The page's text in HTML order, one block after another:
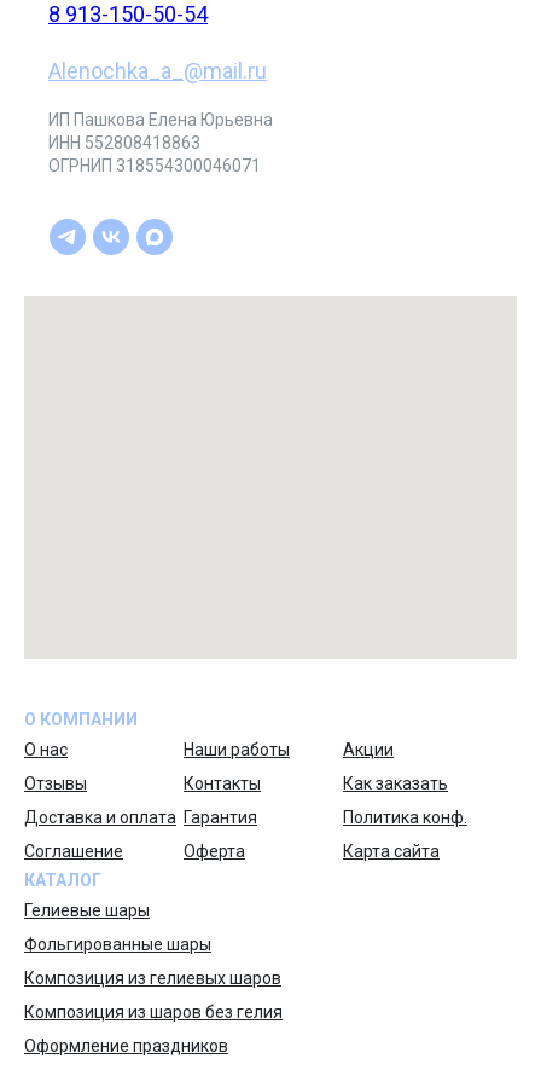
8 913-150-50-54
Alenochka_a_@mail.ru
ИП Пашкова Елена Юрьевна
ИНН 552808418863
ОГРНИП 318554300046071
О КОМПАНИИ
О нас
Наши работы
Акции
Отзывы
Контакты
Как заказать
Доставка и оплата Гарантия
Политика конф.
Соглашение
Оферта
Карта сайта
КАТАЛОГ
Гелиевые шары
Фольгированные шары
Композиция из гелиевых шаров
Композиция из шаров без гелия
Оформление праздников